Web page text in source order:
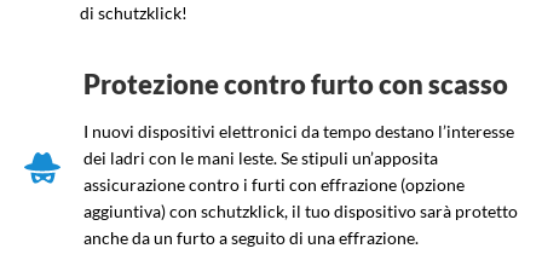
di schutzklick!
Protezione contro furto con scasso
I nuovi dispositivi elettronici da tempo destano l’interesse
dei ladri con le mani leste. Se stipuli un’apposita
assicurazione contro i furti con effrazione (opzione
aggiuntiva) con schutzklick, il tuo dispositivo sarà protetto
anche da un furto a seguito di una effrazione.